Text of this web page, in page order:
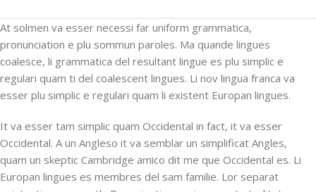
At solmen va esser necessi far uniform grammatica,
pronunciation e plu sommun paroles. Ma quande lingues
coalesce, li grammatica del resultant lingue es plu simplic e
regulari quam ti del coalescent lingues. Li nov lingua franca va
esser plu simplic e regulari quam li existent Europan lingues.
It va esser tam simplic quam Occidental in fact, it va esser
Occidental. A un Angleso it va semblar un simplificat Angles,
quam un skeptic Cambridge amico dit me que Occidental es. Li
Europan lingues es membres del sam familie. Lor separat